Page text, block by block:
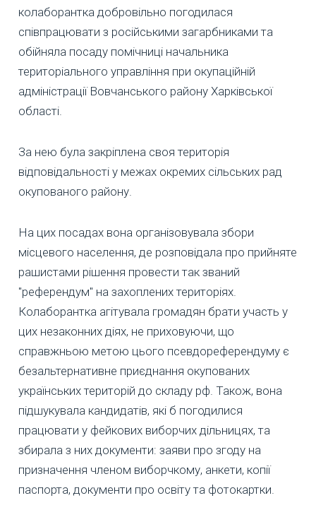
колаборантка добровільно погодилася
співпрацювати з російськими загарбниками та
обійняла посаду помічниці начальника
територіального управління при окупаційній
адміністрації Вовчанського району Харківської
області.
За нею була закріплена своя територія
відповідальності у межах окремих сільських рад
окупованого району.
На цих посадах вона організовувала збори
місцевого населення, де розповідала про прийняте
рашистами рішення провести так званий
"референдум" на захоплених територіях.
Колаборантка агітувала громадян брати участь у
цих незаконних діях, не приховуючи, що
справжньою метою цього псевдореферендуму є
безальтернативне приєднання окупованих
українських територій до складу рф. Також, вона
підшукувала кандидатів, які б погодилися
працювати у фейкових виборчих дільницях, та
збирала з них документи: заяви про згоду на
призначення членом виборчкому, анкети, копії
паспорта, документи про освіту та фотокартки.